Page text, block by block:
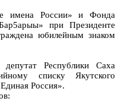
имена России» и Фонда
при Президенте
юбилейным знаком
Республики Саха
списку Якутского
Россия».